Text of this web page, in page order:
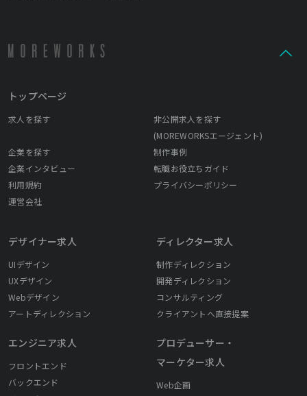
トップページ
求人を探す
非公開求人を探す
(MOREWORKSエージェント)
企業を探す
制作事例
企業インタビュー
転職お役立ちガイド
利用規約
プライバシーポリシー
運営会社
デザイナー求人
UIデザイン
UXデザイン
Webデザイン
アートディレクション
エンジニア求人
フロントエンド
バックエンド
ディレクター求人
制作ディレクション
開発ディレクション
コンサルティング
クライアントへ直接提案
プロデューサー・
マーケター求人
Web企画